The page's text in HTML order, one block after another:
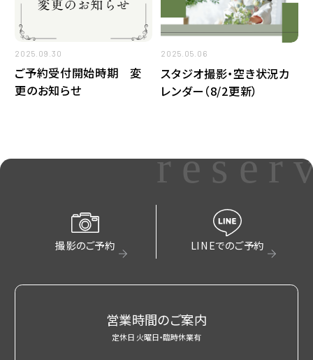
2025.09.30
ご予約受付開始時期 変
更のお知らせ
2025.05.06
スタジオ撮影・空き状況カ
レンダー（8/2更新）
撮影のご予約 LINEでのご予約
営業時間のご案内
定休日 火曜日・臨時休業有